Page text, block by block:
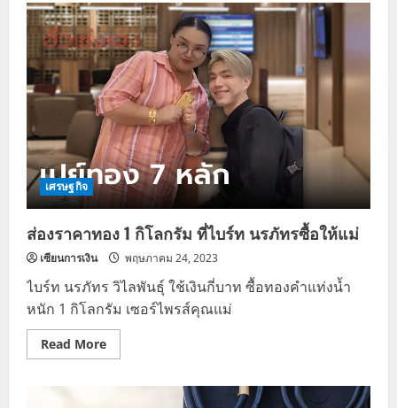
น้ำมัน
30/5/66
กลุ่ม
แก๊ส
โซ
ฮอล์
ลด
ลง
ทุก
ชนิด
เศรษฐกิจ
ส่องราคาทอง 1 กิโลกรัม ที่ไบร์ท นรภัทรซื้อให้แม่
เซียนการเงิน พฤษภาคม 24, 2023
ไบร์ท นรภัทร วิไลพันธุ์ ใช้เงินกี่บาท ซื้อทองคำแท่งน้ำ
หนัก 1 กิโลกรัม เซอร์ไพรส์คุณแม่
Read MoreRead
more